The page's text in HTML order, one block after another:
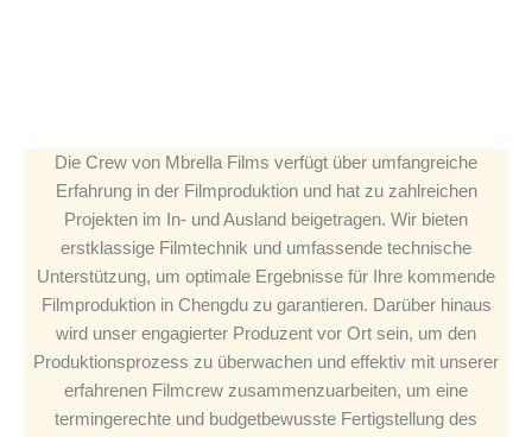
Die Crew von Mbrella Films verfügt über umfangreiche
Erfahrung in der Filmproduktion und hat zu zahlreichen
Projekten im In- und Ausland beigetragen. Wir bieten
erstklassige Filmtechnik und umfassende technische
Unterstützung, um optimale Ergebnisse für Ihre kommende
Filmproduktion in Chengdu zu garantieren. Darüber hinaus
wird unser engagierter Produzent vor Ort sein, um den
Produktionsprozess zu überwachen und effektiv mit unserer
erfahrenen Filmcrew zusammenzuarbeiten, um eine
termingerechte und budgetbewusste Fertigstellung des